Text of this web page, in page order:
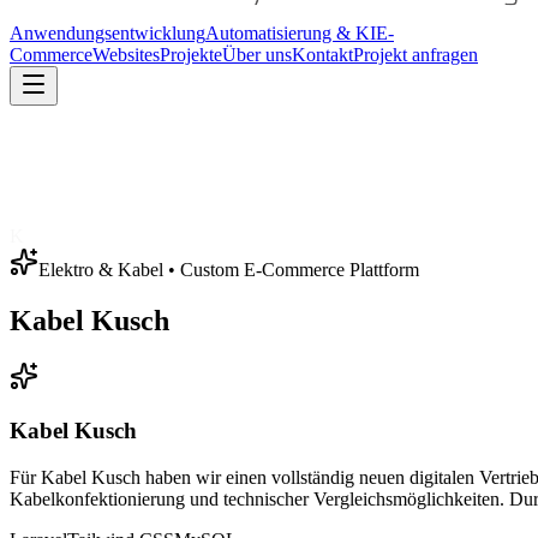
AnwendungsentwicklungAutomatisierung & KIE-
CommerceWebsitesProjekteÜber unsKontaktProjekt anfragen
Elektro & Kabel • Custom E-Commerce Plattform
Kabel Kusch
Kabel Kusch
Für Kabel Kusch haben wir einen vollständig neuen digitalen
Kabelkonfektionierung und technischer Vergleichsmöglichkeiten.